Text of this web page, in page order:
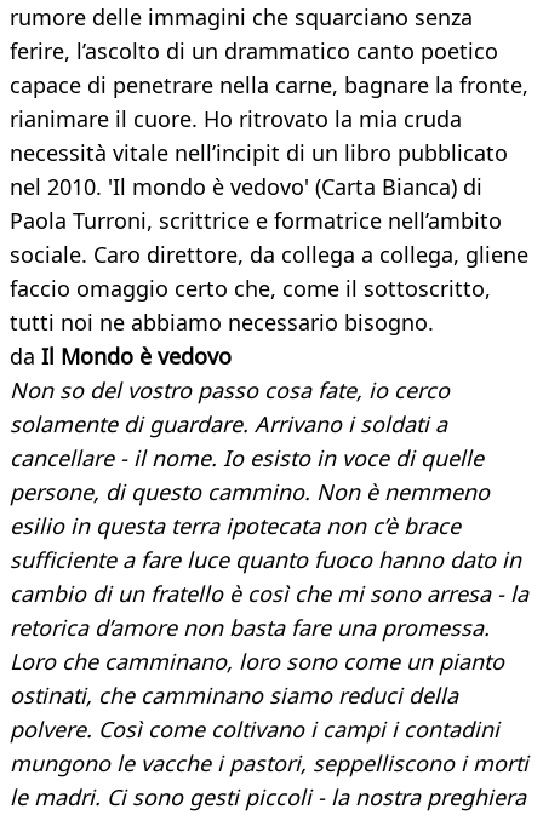
rumore delle immagini che squarciano senza
ferire, l’ascolto di un drammatico canto poetico
capace di penetrare nella carne, bagnare la fronte,
rianimare il cuore. Ho ritrovato la mia cruda
necessità vitale nell’incipit di un libro pubblicato
nel 2010. 'Il mondo è vedovo' (Carta Bianca) di
Paola Turroni, scrittrice e formatrice nell’ambito
sociale. Caro direttore, da collega a collega, gliene
faccio omaggio certo che, come il sottoscritto,
tutti noi ne abbiamo necessario bisogno.
da Il Mondo è vedovo
Non so del vostro passo cosa fate, io cerco
solamente di guardare. Arrivano i soldati a
cancellare - il nome. Io esisto in voce di quelle
persone, di questo cammino. Non è nemmeno
esilio in questa terra ipotecata non c’è brace
sufficiente a fare luce quanto fuoco hanno dato in
cambio di un fratello è così che mi sono arresa - la
retorica d’amore non basta fare una promessa.
Loro che camminano, loro sono come un pianto
ostinati, che camminano siamo reduci della
polvere. Così come coltivano i campi i contadini
mungono le vacche i pastori, seppelliscono i morti
le madri. Ci sono gesti piccoli - la nostra preghiera